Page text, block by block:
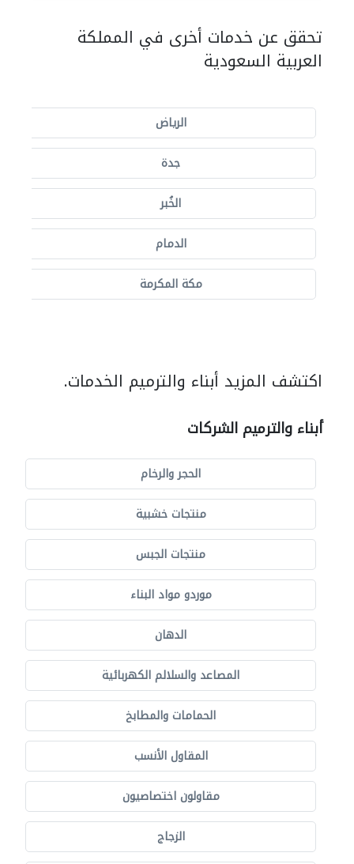
تحقق عن خدمات أخرى في المملكة
العربية السعودية
الرياض
جدة
الخُبر
الدمام
مكة المكرمة
اكتشف المزيد أبناء والترميم الخدمات.
أبناء والترميم الشركات
الحجر والرخام
منتجات خشبية
منتجات الجبس
موردو مواد البناء
الدهان
المصاعد والسلالم الكهربائية
الحمامات والمطابخ
المقاول الأنسب
مقاولون اختصاصيون
الزجاج